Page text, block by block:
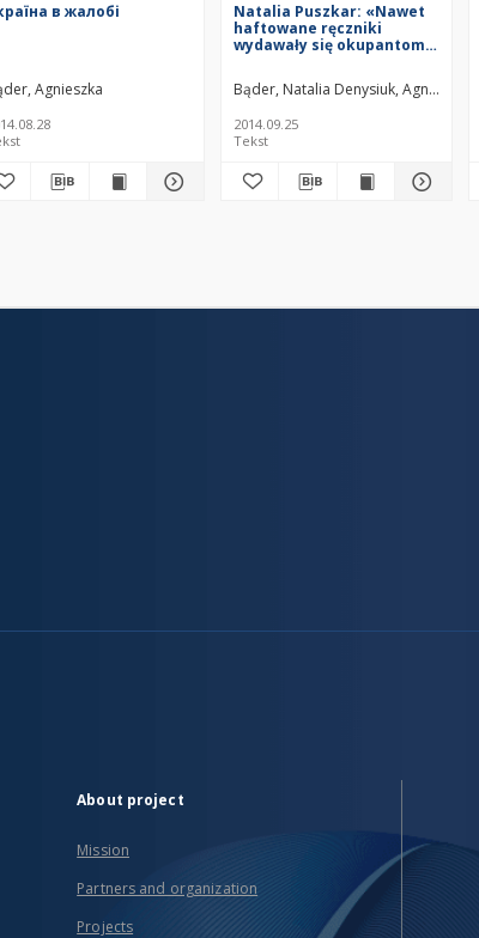
в жалобі
Agnieszka
Natalia Puszkar: «Nawet
haftowane ręczniki
wydawały się okupantom
Bąder, Natalia Denysiuk, Agnieszka
2014.09.25
Tekst
About project
Mission
Partners and organization
Projects